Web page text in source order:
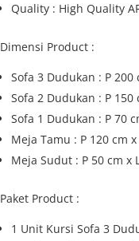
Quality : High Quality
Dimensi Product :
Sofa 3 Dudukan : P 200
Sofa 2 Dudukan : P 150
Sofa 1 Dudukan : P 70
Meja Tamu : P 120 cm
Meja Sudut : P 50 cm x
Paket Product :
1 Unit Kursi Sofa 3